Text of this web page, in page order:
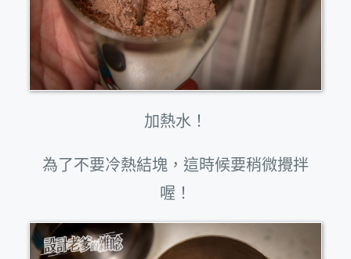
加熱水！
為了不要冷熱結塊，這時候要稍微攪拌
喔！